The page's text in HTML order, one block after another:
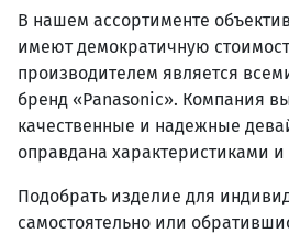
В нашем ассортименте
имеют демократичную
производителем является
бренд «Panasonic». Компания
качественные и надежные
оправдана характеристиками
Подобрать изделие для
самостоятельно или